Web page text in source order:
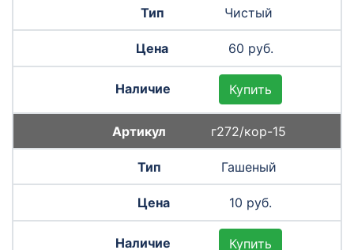
Чистый
60 руб.
Купить
г272/кор-15
Гашеный
10 руб.
Купить